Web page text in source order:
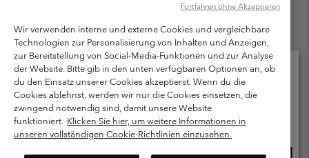
Columbia Sportswear Austria GmbH. Moosfeldstraße 1, 5101
Bergheim, Salzburg Österreich. Alle Rechte vorbehalten.
Nutzungsbedingungen
Allgemeine Verkaufsbedingungen
Garantie
Datenschutzerklärung
Bestimmungen und Bedingungen des Mitglieder Programms
Nutzungsbedingungen Für Nutzergenerierte Inhalte
Cookies
Wir verwenden interne und externe Cookies und vergleichbare
Technologien zur Personalisierung von Inhalten und Anzeigen,
zur Bereitstellung von Social-Media-Funktionen und zur Analyse
der Website. Bitte gib in den unten verfügbaren Optionen an, ob
du den Einsatz unserer Cookies akzeptierst. Wenn du die
Cookies ablehnst, werden wir nur die Cookies einsetzen, die
zwingend notwendig sind, damit unsere Website
funktioniert. Klicken Sie hier, um weitere Informationen in
unseren vollständigen Cookie-Richtlinien einzusehen.
Fortfahren ohne Akzeptieren
Bitte wählen Sie Ihr Lieferland und Ihre Sprache
Online-Einkauf verfügbar